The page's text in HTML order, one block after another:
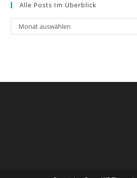
Alle Posts Im Überblick
Alle
Posts
Monat auswählen